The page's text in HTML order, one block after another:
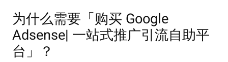
为什么需要「购买 Google
Adsense| 一站式推广引流自助平
台」？